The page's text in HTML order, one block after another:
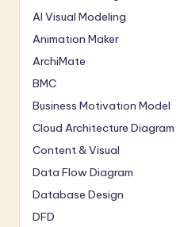
AI Visual Modeling
Animation Maker
ArchiMate
BMC
Business Motivation Model
Cloud Architecture Diagram
Content & Visual
Data Flow Diagram
Database Design
DFD